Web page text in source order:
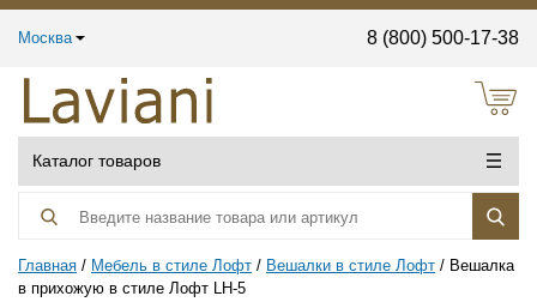
Москва 8 (800) 500-17-38
Каталог товаров
Главная Мебель в стиле Лофт Вешалки в стиле Лофт
Вешалка
в прихожую в стиле Лофт LH-5